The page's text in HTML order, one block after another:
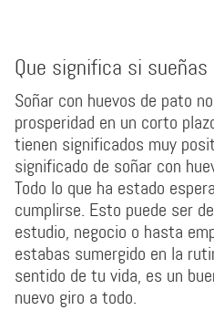
Que significa si
Soñar con huevos de pato
prosperidad en un corto
tienen significados muy
significado de soñar con
Todo lo que ha estado
cumplirse. Esto puede ser
estudio, negocio o hasta
estabas sumergido en la
sentido de tu vida, es un
nuevo giro a todo.